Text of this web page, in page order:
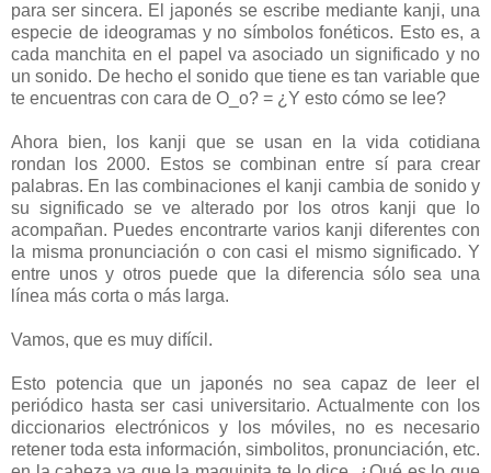
para ser sincera. El japonés se escribe mediante kanji, una
especie de ideogramas y no símbolos fonéticos. Esto es, a
cada manchita en el papel va asociado un significado y no
un sonido. De hecho el sonido que tiene es tan variable que
te encuentras con cara de O_o? = ¿Y esto cómo se lee?
Ahora bien, los kanji que se usan en la vida cotidiana
rondan los 2000. Estos se combinan entre sí para crear
palabras. En las combinaciones el kanji cambia de sonido y
su significado se ve alterado por los otros kanji que lo
acompañan. Puedes encontrarte varios kanji diferentes con
la misma pronunciación o con casi el mismo significado. Y
entre unos y otros puede que la diferencia sólo sea una
línea más corta o más larga.
Vamos, que es muy difícil.
Esto potencia que un japonés no sea capaz de leer el
periódico hasta ser casi universitario. Actualmente con los
diccionarios electrónicos y los móviles, no es necesario
retener toda esta información, simbolitos, pronunciación, etc.